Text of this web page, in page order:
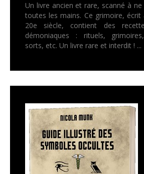
Un livre ancien et rare, scanné à
toutes les mains. Ce grimoire,
20e siècle, contient des
démoniaques : rituels,
sorts, etc. Un livre rare et interdit ! ...